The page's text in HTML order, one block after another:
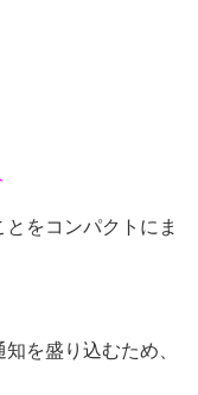
をコンパクトにま
を盛り込むため、